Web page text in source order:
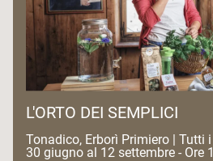
L'ORTO DEI SEMPLICI
Tonadico, Erborì Primiero | Tutti
30 giugno al 12 settembre - Ore